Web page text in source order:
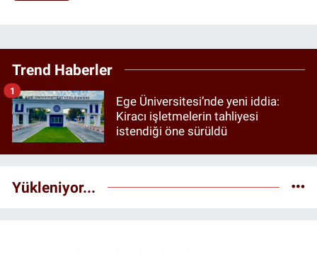
Trend Haberler
Ege Üniversitesi’nde yeni iddia:
Kiracı işletmelerin tahliyesi
istendiği öne sürüldü
1
Yükleniyor...